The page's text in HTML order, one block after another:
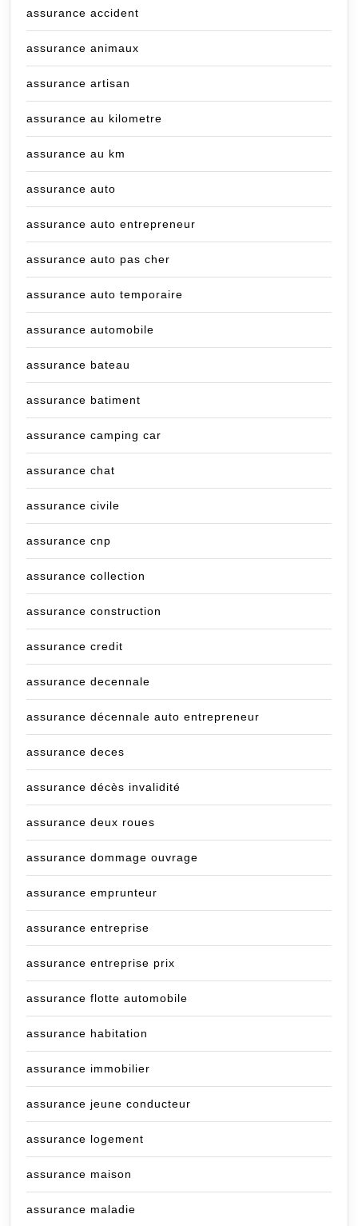
assurance accident
assurance animaux
assurance artisan
assurance au kilometre
assurance au km
assurance auto
assurance auto entrepreneur
assurance auto pas cher
assurance auto temporaire
assurance automobile
assurance bateau
assurance batiment
assurance camping car
assurance chat
assurance civile
assurance cnp
assurance collection
assurance construction
assurance credit
assurance decennale
assurance décennale auto entrepreneur
assurance deces
assurance décès invalidité
assurance deux roues
assurance dommage ouvrage
assurance emprunteur
assurance entreprise
assurance entreprise prix
assurance flotte automobile
assurance habitation
assurance immobilier
assurance jeune conducteur
assurance logement
assurance maison
assurance maladie